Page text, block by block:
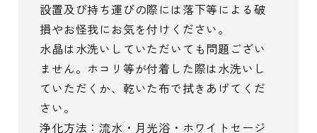
設置及び持ち運びの際には落下等による破
損やお怪我にお気を付けください。
水晶は水洗いしていただいても問題ござい
ません。ホコリ等が付着した際は水洗いし
ていただくか、乾いた布で拭きあげてくだ
さい。
浄化方法：流水・月光浴・ホワイトセージ